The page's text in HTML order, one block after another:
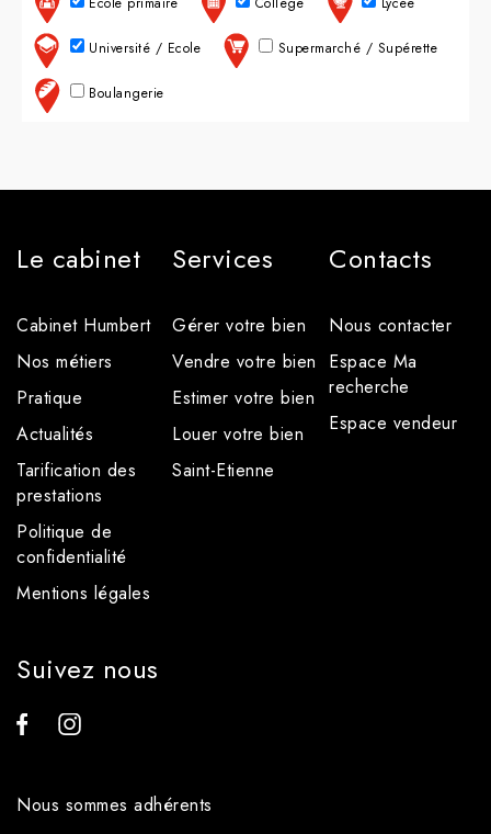
Université / Ecole Supermarché / Supérette
Boulangerie
Le cabinet
Cabinet Humbert
Nos métiers
Pratique
Actualités
Tarification des
prestations
Politique de
confidentialité
Mentions légales
Services
Gérer votre bien
Vendre votre bien
Estimer votre bien
Louer votre bien
Saint-Etienne
Contacts
Nous contacter
Espace Ma
recherche
Espace vendeur
Suivez nous
Nous sommes adhérents